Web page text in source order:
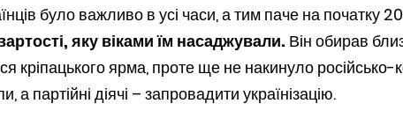
було важливо в усі часи, а тим паче на початку
яку віками їм насаджували. Він обирав
кріпацького ярма, проте ще не накинуло
партійні діячі – запровадити українізацію.